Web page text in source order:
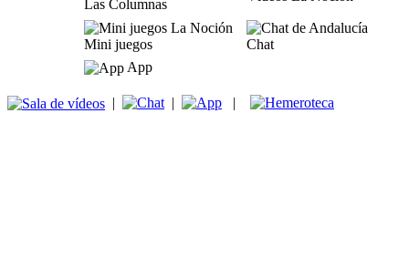
Las Columnas
Mini juegos
Chat
App
| | |